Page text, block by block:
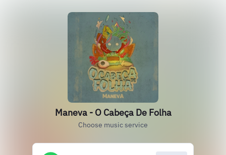
Maneva - O Cabeça De Folha
Choose music service